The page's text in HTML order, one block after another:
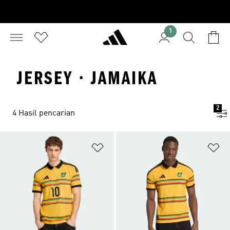
1
JERSEY · JAMAIKA
4 Hasil pencarian
2
Tambahkan ke Wishlist